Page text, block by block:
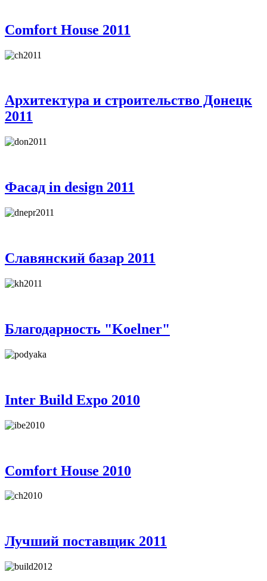
Comfort House 2011
Архитектура и строительство Донецк
2011
Фасад in design 2011
Славянский базар 2011
Благодарность "Koelner"
Inter Build Expo 2010
Comfort House 2010
Лучший поставщик 2011